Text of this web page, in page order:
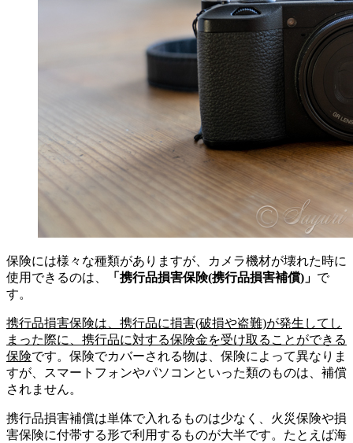
保険には様々な種類がありますが、カメラ機材が壊れた時に
使用できるのは、
「携行品損害保険(携行品損害補償)」 で
す。
携行品損害保険は、携行品に損害(破損や盗難)が発生してし
まった際に、携行品に対する保険金を受け取ることができる
保険です。保険でカバーされる物は、保険によって異なりま
すが、スマートフォンやパソコンといった類のものは、補償
されません。
携行品損害補償は単体で入れるものは少なく、火災保険や損
害保険に付帯する形で利用するものが大半です。たとえば海